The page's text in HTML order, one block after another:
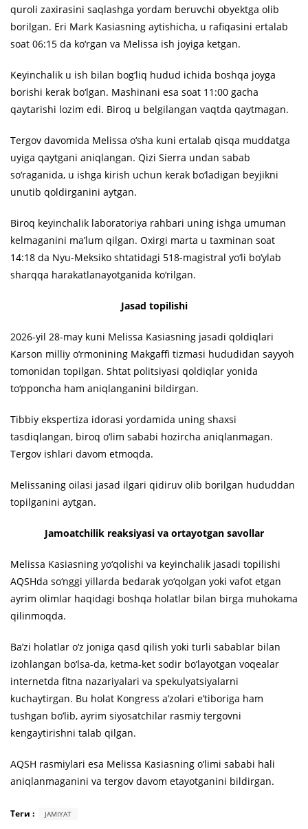
quroli zaxirasini saqlashga yordam beruvchi obyektga olib
borilgan. Eri Mark Kasiasning aytishicha, u rafiqasini ertalab
soat 06:15 da ko‘rgan va Melissa ish joyiga ketgan.
Keyinchalik u ish bilan bog‘liq hudud ichida boshqa joyga
borishi kerak bo‘lgan. Mashinani esa soat 11:00 gacha
qaytarishi lozim edi. Biroq u belgilangan vaqtda qaytmagan.
Tergov davomida Melissa o‘sha kuni ertalab qisqa muddatga
uyiga qaytgani aniqlangan. Qizi Sierra undan sabab
so‘raganida, u ishga kirish uchun kerak bo‘ladigan beyjikni
unutib qoldirganini aytgan.
Biroq keyinchalik laboratoriya rahbari uning ishga umuman
kelmaganini ma’lum qilgan. Oxirgi marta u taxminan soat
14:18 da Nyu-Meksiko shtatidagi 518-magistral yo‘li bo‘ylab
sharqqa harakatlanayotganida ko‘rilgan.
Jasad topilishi
2026-yil 28-may kuni Melissa Kasiasning jasadi qoldiqlari
Karson milliy o‘rmonining Makgaffi tizmasi hududidan sayyoh
tomonidan topilgan. Shtat politsiyasi qoldiqlar yonida
to‘pponcha ham aniqlanganini bildirgan.
Tibbiy ekspertiza idorasi yordamida uning shaxsi
tasdiqlangan, biroq o‘lim sababi hozircha aniqlanmagan.
Tergov ishlari davom etmoqda.
Melissaning oilasi jasad ilgari qidiruv olib borilgan hududdan
topilganini aytgan.
Jamoatchilik reaksiyasi va ortayotgan savollar
Melissa Kasiasning yo‘qolishi va keyinchalik jasadi topilishi
AQSHda so‘nggi yillarda bedarak yo‘qolgan yoki vafot etgan
ayrim olimlar haqidagi boshqa holatlar bilan birga muhokama
qilinmoqda.
Ba’zi holatlar o‘z joniga qasd qilish yoki turli sabablar bilan
izohlangan bo‘lsa-da, ketma-ket sodir bo‘layotgan voqealar
internetda fitna nazariyalari va spekulyatsiyalarni
kuchaytirgan. Bu holat Kongress a’zolari e’tiboriga ham
tushgan bo‘lib, ayrim siyosatchilar rasmiy tergovni
kengaytirishni talab qilgan.
AQSH rasmiylari esa Melissa Kasiasning o‘limi sababi hali
aniqlanmaganini va tergov davom etayotganini bildirgan.
Теги : JAMIYAT